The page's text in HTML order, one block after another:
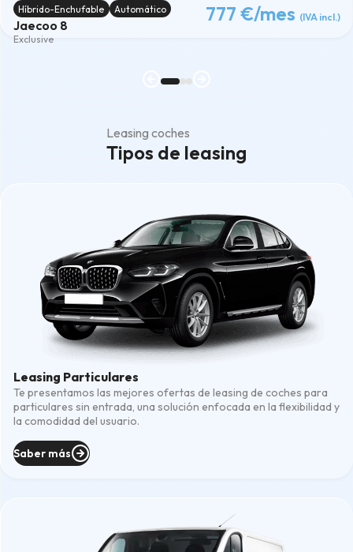
Jaecoo 8
Exclusive
777 €/mes (IVA incl.)
Híbrido-Enchufable Automático
Leasing coches
Tipos de leasing
Leasing Particulares
Te presentamos las mejores ofertas de leasing de coches para
particulares sin entrada, una solución enfocada en la flexibilidad y
la comodidad del usuario.
Saber más